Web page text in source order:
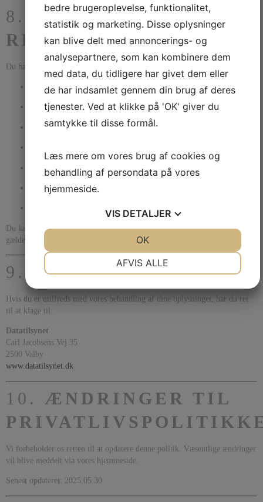
8.
DINE
RETTIGHEDER
Du har efter GDPR følgende rettigheder:
Indsigt i, hvilke oplysninger vi har om dig.
Berigtigelseaf ukorrekte oplysninger.
Sletning (“retten til at blive glemt”).
Indsigelse mod behandling baseret på legitime interesser.
Dataportabilitetaf dine oplysninger.
Tilbagekaldelse af samtykke (uden tilbagevirkende kraft).
Du kan kontakte os påinfo@solundliving.dkfor at gøre dine rettigheder
gældende.
9. KLAGEADGANG
Hvis du er utilfreds med vores behandling af dine oplysninger, har du ret
til at klage til:
Datatilsynet
Carl Jacobsens Vej 35
2500 Valby
www.datatilsynet.dk
10. ÆNDRINGER TIL
Vi forbeholder os retten til at opdatere denne politik. Væsentlige ændringer
vil blive meddelt via vores hjemmeside.
Senest opdateret: 2025.05.30
bedre brugeroplevelse, funktionalitet,
statistik og marketing. Disse oplysninger
kan blive delt med annoncerings- og
analysepartnere, som kan kombinere dem
med data, du tidligere har givet dem eller
de har indsamlet gennem din brug af deres
tjenester. Ved at klikke på 'OK' giver du
samtykke til disse formål.
Læs mere om vores brug af cookies og
behandling af persondata på vores
hjemmeside.
VIS DETALJER
MARKETING STATISTIK
AFVIS ALLE
OK